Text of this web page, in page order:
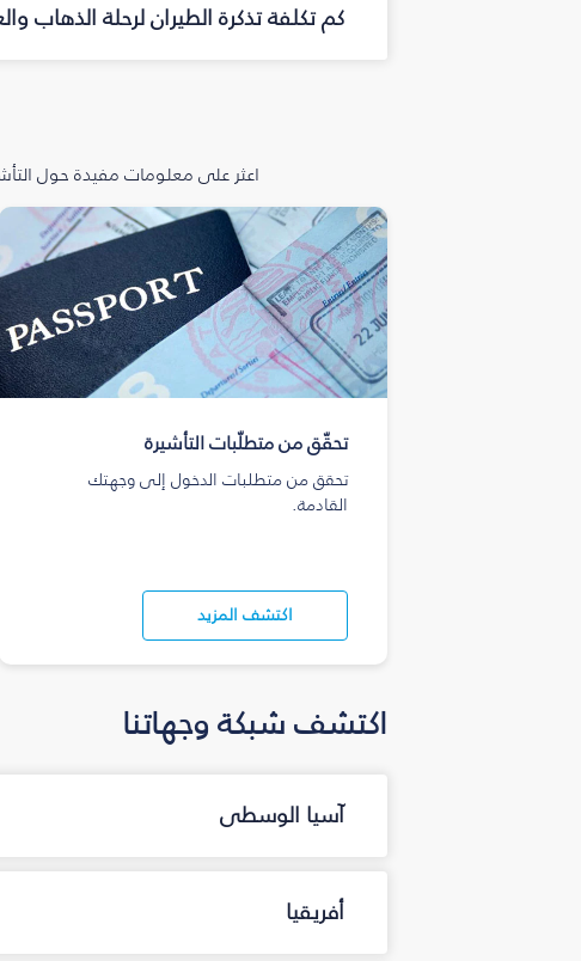
كم تكلفة تذكرة الطيران لرحلة الذهاب
اعثر على معلومات مفيدة حول
تحقّق من متطلّبات التأشيرة
تحقق من متطلبات الدخول إلى وجهتك
القادمة.
اكتشف المزيد
اكتشف شبكة وجهاتنا
آسيا الوسطى
أفريقيا